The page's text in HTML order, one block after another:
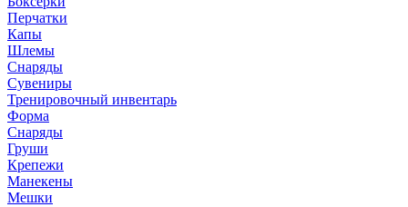
Перчатки
Капы
Шлемы
Снаряды
Сувениры
Тренировочный инвентарь
Форма
Снаряды
Груши
Крепежи
Манекены
Мешки